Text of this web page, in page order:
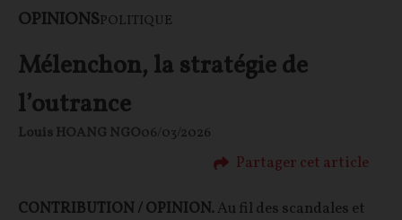
OPINIONSPOLITIQUE
Mélenchon, la stratégie de
l’outrance
Louis HOANG NGO06/03/2026
Partager cet article
CONTRIBUTION / OPINION.Au fil des scandales et